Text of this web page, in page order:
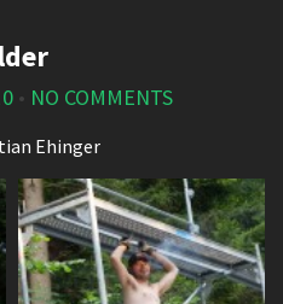
• NO COMMENTS
Ehinger